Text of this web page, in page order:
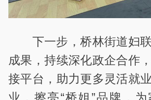
下一步，桥林街道妇
成果，持续深化政企合作
接平台，助力更多灵活就